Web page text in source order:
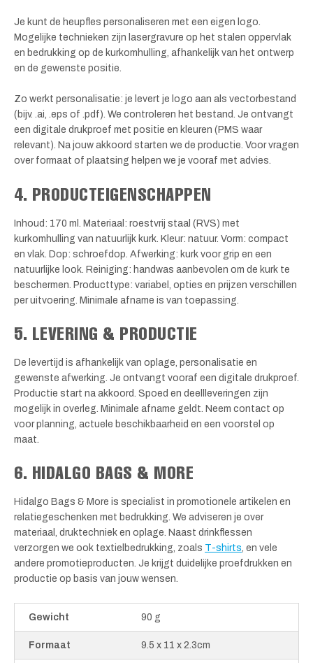
Je kunt de heupfles personaliseren met een eigen logo.
Mogelijke technieken zijn lasergravure op het stalen oppervlak
en bedrukking op de kurkomhulling, afhankelijk van het ontwerp
en de gewenste positie.
Zo werkt personalisatie: je levert je logo aan als vectorbestand
(bijv. .ai, .eps of .pdf). We controleren het bestand. Je ontvangt
een digitale drukproef met positie en kleuren (PMS waar
relevant). Na jouw akkoord starten we de productie. Voor vragen
over formaat of plaatsing helpen we je vooraf met advies.
4. PRODUCTEIGENSCHAPPEN
Inhoud: 170 ml. Materiaal: roestvrij staal (RVS) met
kurkomhulling van natuurlijk kurk. Kleur: natuur. Vorm: compact
en vlak. Dop: schroefdop. Afwerking: kurk voor grip en een
natuurlijke look. Reiniging: handwas aanbevolen om de kurk te
beschermen. Producttype: variabel, opties en prijzen verschillen
per uitvoering. Minimale afname is van toepassing.
5. LEVERING & PRODUCTIE
De levertijd is afhankelijk van oplage, personalisatie en
gewenste afwerking. Je ontvangt vooraf een digitale drukproef.
Productie start na akkoord. Spoed en deellleveringen zijn
mogelijk in overleg. Minimale afname geldt. Neem contact op
voor planning, actuele beschikbaarheid en een voorstel op
maat.
6. HIDALGO BAGS & MORE
Hidalgo Bags & More is specialist in promotionele artikelen en
relatiegeschenken met bedrukking. We adviseren je over
materiaal, druktechniek en oplage. Naast drinkflessen
verzorgen we ook textielbedrukking, zoals T-shirts, en vele
andere promotieproducten. Je krijgt duidelijke proefdrukken en
productie op basis van jouw wensen.
Gewicht 90 g
Formaat 9.5 x 11 x 2.3cm